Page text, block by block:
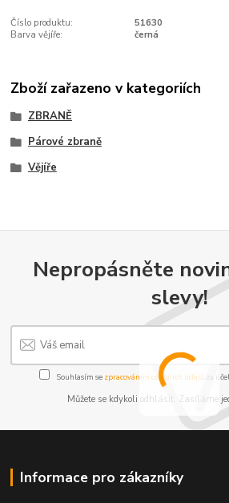
Číslo produktu:
51630
Barva vějíře:
černá
Zboží zařazeno v kategoriích
ZBRANĚ
Párové zbraně
Vějíře
Nepropásněte
slevy!
Souhlasím se zpracováním osobních údajůza
Můžete se kdykoli odhlásit. Zasíláme
Informace pro zákazníky